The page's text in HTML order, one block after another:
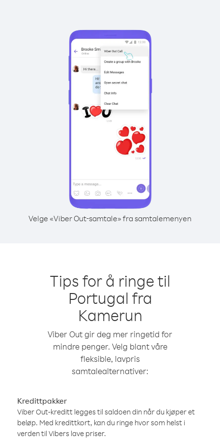
Velge «Viber Out-samtale» fra samtalemenyen
Tips for å ringe til
Portugal fra
Kamerun
Viber Out gir deg mer ringetid for
mindre penger. Velg blant våre
fleksible, lavpris
samtalealternativer:
Kredittpakker
Viber Out-kreditt legges til saldoen din når du kjøper et
beløp. Med kredittkort, kan du ringe hvor som helst i
verden til Vibers lave priser.